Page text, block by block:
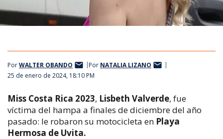
PorWALTER OBANDO Por NATALIA LIZANO
25 de enero de 2024, 18:10 PM
Miss Costa Rica 2023, Lisbeth Valverde, fue
víctima del hampa a finales de diciembre del año
pasado: le robaronsu motocicleta en Playa
Hermosa de Uvita.